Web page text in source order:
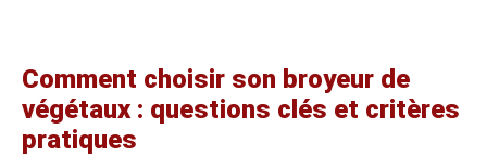
Comment choisir son broyeur de
végétaux : questions clés et critères
pratiques